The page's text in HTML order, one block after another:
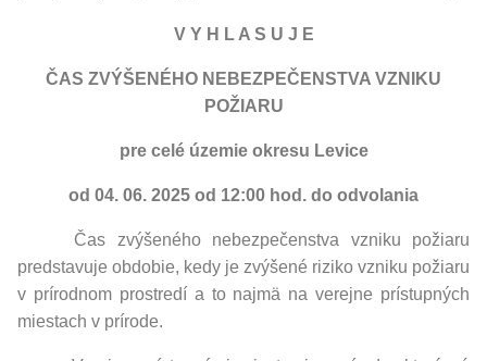
V Y H L A S U J E
ČAS ZVÝŠENÉHO NEBEZPEČENSTVA VZNIKU
POŽIARU
pre celé územie okresu Levice
od 04. 06. 2025 od 12:00 hod. do odvolania
Čas zvýšeného nebezpečenstva vzniku požiaru
predstavuje obdobie, kedy je zvýšené riziko vzniku požiaru
v prírodnom prostredí a to najmä na verejne prístupných
miestach v prírode.